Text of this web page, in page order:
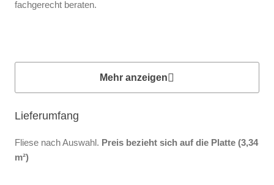
fachgerecht beraten.
Lieferumfang
Fliese nach Auswahl. Preis bezieht sich auf die Platte (3,34
m²)
Mehr anzeigen